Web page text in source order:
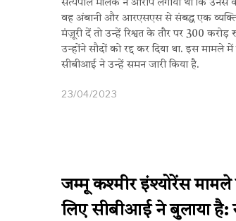
सत्यपाल मलिक ने आरोप लगाया था कि उनसे
वह अंबानी और आरएसएस से संबद्ध एक
मंज़ूरी दें तो उन्हें रिश्वत के तौर पर 300
उन्होंने सौदों को रद्द कर दिया था. इस मामले
सीबीआई ने उन्हें समन जारी किया है.
23/04/2023
जम्मू कश्मीर इंश्योरेंस
लिए सीबीआई ने बुलाया है: